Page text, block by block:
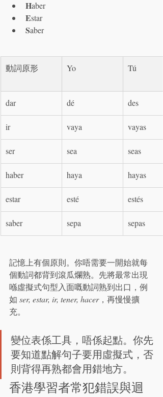
Haber
Estar
Saber
動詞原形 Yo Tú
dar dé des
ir vaya vayas
ser sea seas
haber haya hayas
estar esté estés
saber sepa sepas
記憶上有個原則。你唔需要一開始就每
個動詞都背到滾瓜爛熟。先將最常出現
喺虛擬式句型入面嘅動詞熟到出口，例
如 ser, estar, ir, tener, hacer，再慢慢擴
充。
變位表係工具，唔係起點。你先
要知道點解句子要用虛擬式，否
則背得再熟都會用錯地方。
香港學習者常犯錯誤與迴